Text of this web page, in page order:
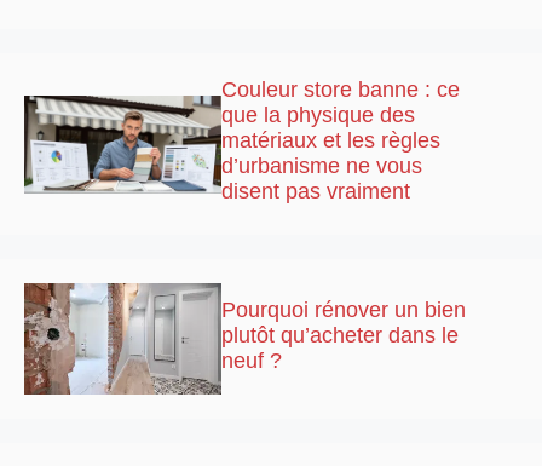
Couleur store banne : ce
que la physique des
matériaux et les règles
d’urbanisme ne vous
disent pas vraiment
Pourquoi rénover un bien
plutôt qu’acheter dans le
neuf ?